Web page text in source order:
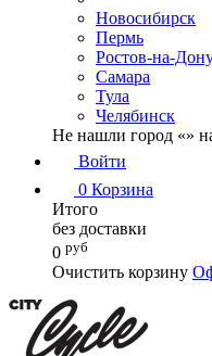
Новосибирск
Пермь
Ростов-на-
Самара
Тула
Челябинск
Не нашли город «»
Войти
0 Корзина
Итого
без доставки
0 руб
Очистить корзину